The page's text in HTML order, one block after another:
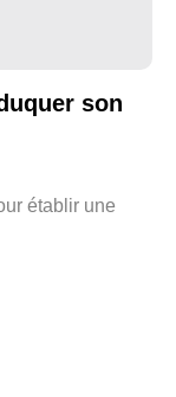
son
établir une